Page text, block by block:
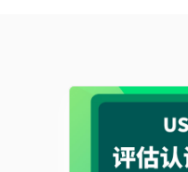
教师招聘